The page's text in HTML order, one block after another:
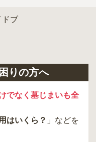
りの方へ
でなく墓じまいも全
はいくら？ 」などを